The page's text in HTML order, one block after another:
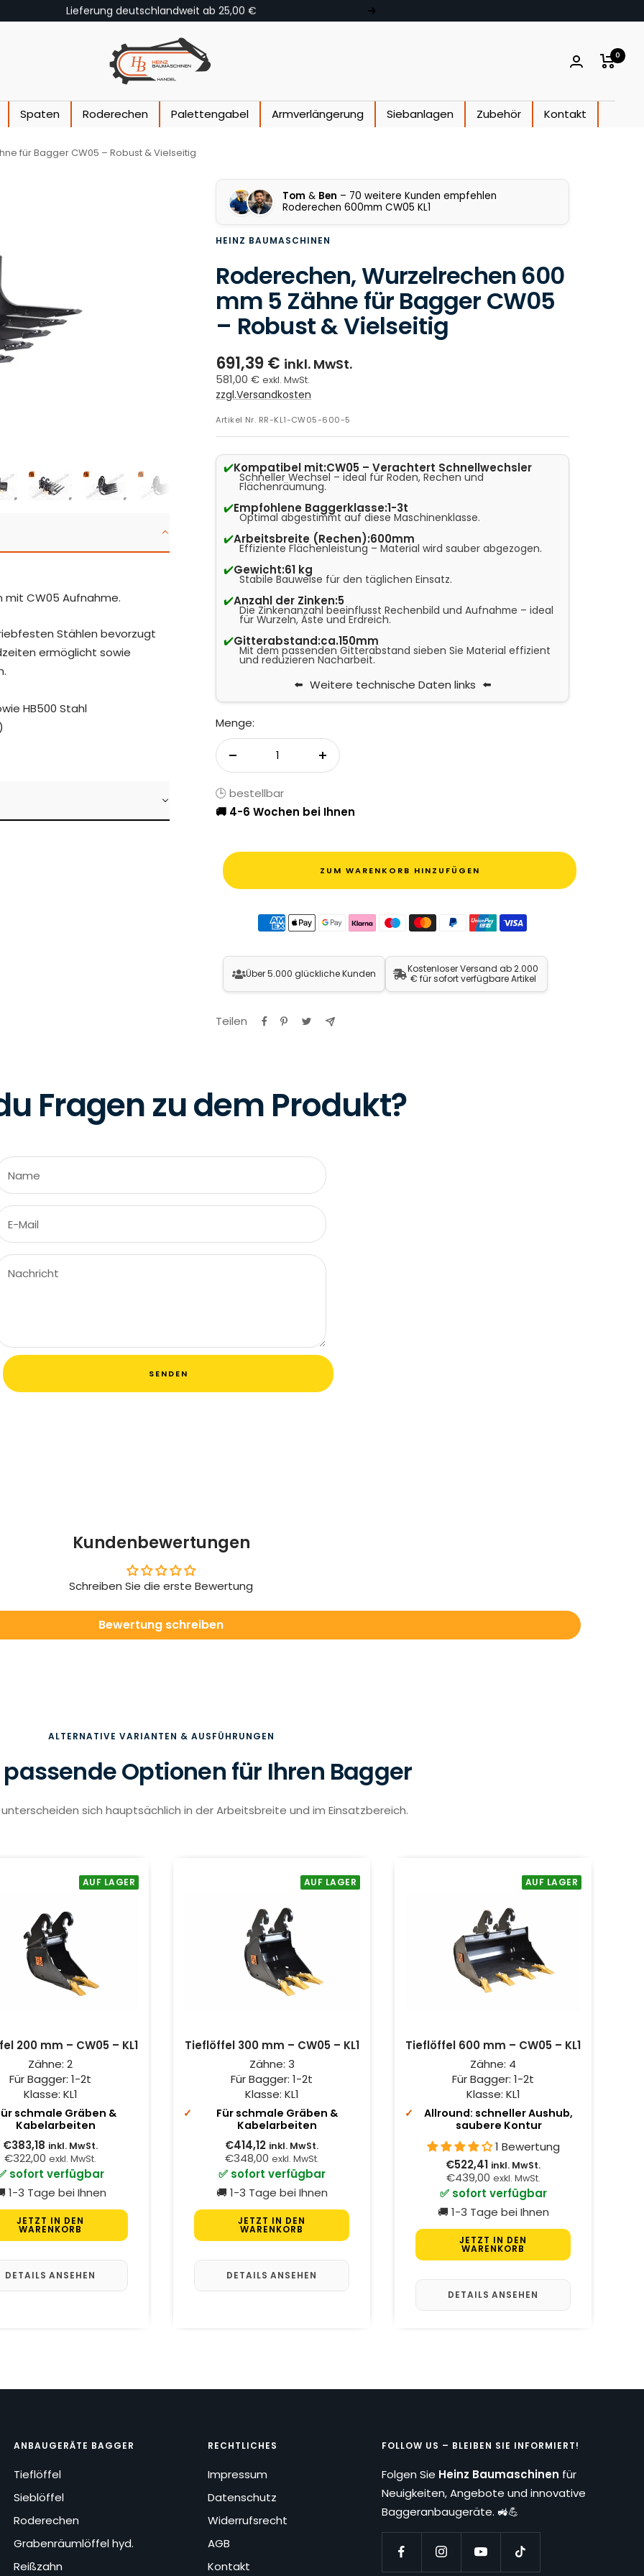
Fachberatung +49(0)173/8014073
Weiter
Heinz Baumaschinen
0
Spaten Roderechen Palettengabel Armverlängerung Siebanlagen Zubehör Kontakt
für Bagger CW05 – Robust & Vielseitig
mit CW05 Aufnahme.
Stählen bevorzugt
ermöglicht sowie
HB500 Stahl
Tom & Ben
Roderechen 600mm CW05 KL1
HEINZ BAUMASCHINEN
Roderechen, Wurzelrechen 600
mm 5 Zähne für Bagger CW05
– Robust & Vielseitig
691,39 € inkl. MwSt.
581,00 € exkl. MwSt.
zzgl.Versandkosten
Artikel Nr. RR-KL1-CW05-600-5
✔️Kompatibel mit:CW05 – Verachtert Schnellwechsler
Schneller Wechsel – ideal für Roden, Rechen und
Flächenräumung.
✔️Empfohlene Baggerklasse:1-3t
Optimal abgestimmt auf diese Maschinenklasse.
✔️Arbeitsbreite (Rechen):600mm
Effiziente Flächenleistung – Material wird sauber abgezogen.
✔️Gewicht:61 kg
Stabile Bauweise für den täglichen Einsatz.
✔️Anzahl der Zinken:5
Die Zinkenanzahl beeinflusst Rechenbild und Aufnahme – ideal
für Wurzeln, Äste und Erdreich.
✔️Gitterabstand:ca.150mm
Mit dem passenden Gitterabstand sieben Sie Material effizient
und reduzieren Nacharbeit.
Weitere technische Daten links
Menge:
Menge verringernMenge erhöhen
🕒 bestellbar
🚚 4-6 Wochen bei Ihnen
ZUM WARENKORB HINZUFÜGEN
Über 5.000 glückliche Kunden
Kostenloser Versand ab 2.000
€ für sofort verfügbare Artikel
Teilen
Fragen zu dem Produkt?
Name
E-Mail
Nachricht
SENDEN
Kundenbewertungen
Schreiben Sie die erste Bewertung
Bewertung schreiben
ALTERNATIVE VARIANTEN & AUSFÜHRUNGEN
Optionen für Ihren Bagger
sich hauptsächlich in der Arbeitsbreite und im Einsatzbereich.
AUF LAGER
200 mm – CW05 – KL1
Zähne: 2
Für Bagger: 1-2t
Klasse: KL1
schmale Gräben &
Kabelarbeiten
€383,18 inkl. MwSt.
€322,00 exkl. MwSt.
sofort verfügbar
1-3 Tage bei Ihnen
JETZT IN DEN
WARENKORB
DETAILS ANSEHEN
AUF LAGER
Tieflöffel 300 mm – CW05 – KL1
Zähne: 3
Für Bagger: 1-2t
Klasse: KL1
Für schmale Gräben &
Kabelarbeiten
€414,12 inkl. MwSt.
€348,00 exkl. MwSt.
✅ sofort verfügbar
🚚 1-3 Tage bei Ihnen
JETZT IN DEN
WARENKORB
DETAILS ANSEHEN
AUF LAGER
Tieflöffel 600 mm – CW05 – KL1
Zähne: 4
Für Bagger: 1-2t
Klasse: KL1
Allround: schneller Aushub,
saubere Kontur
1 Bewertung
€522,41 inkl. MwSt.
€439,00 exkl. MwSt.
✅ sofort verfügbar
🚚 1-3 Tage bei Ihnen
JETZT IN DEN
WARENKORB
DETAILS ANSEHEN
ANBAUGERÄTE BAGGER
Tieflöffel
Sieblöffel
Roderechen
Grabenräumlöffel hyd.
Reißzahn
RECHTLICHES
Impressum
Datenschutz
Widerrufsrecht
AGB
Kontakt
FOLLOW US – BLEIBEN SIE INFORMIERT!
Folgen Sie Heinz Baumaschinen für
Neuigkeiten, Angebote und innovative
Baggeranbaugeräte. 🚜💪